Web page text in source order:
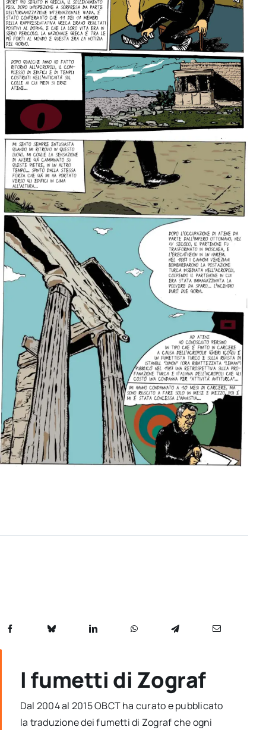
I fumetti di Zograf
Dal 2004 al 2015 OBCT ha curato e pubblicato
la traduzione dei fumetti di Zograf che ogni